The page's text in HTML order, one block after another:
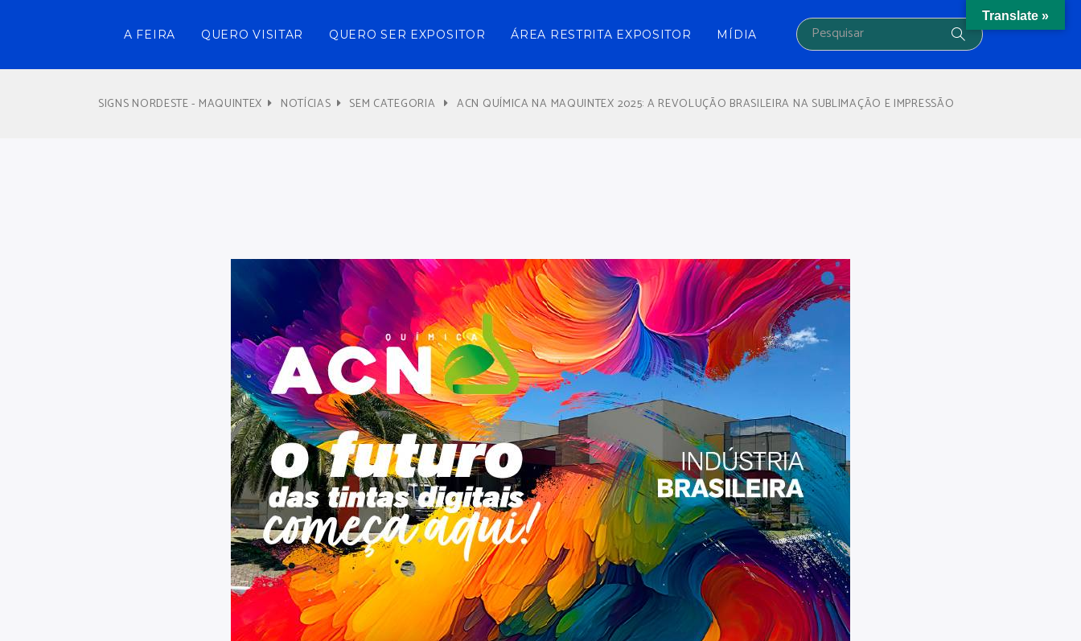
A FEIRA QUERO VISITAR QUERO SER EXPOSITOR ÁREA RESTRITA EXPOSITOR MÍDIA
SIGNS NORDESTE - MAQUINTEX NOTÍCIAS SEM CATEGORIA ACN QUÍMICA NA MAQUINTEX 2025: A REVOLUÇÃO BRASILEIRA NA SUBLIMAÇÃO E IMPRESSÃO
Translate »